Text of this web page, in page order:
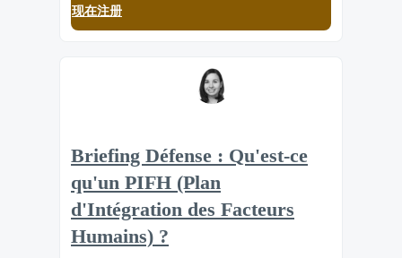
现在注册
Briefing Défense : Qu'est-ce
qu'un PIFH (Plan
d'Intégration des Facteurs
Humains) ?